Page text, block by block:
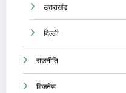
उत्तराखंड
दिल्ली
राजनीति
बिजनेस